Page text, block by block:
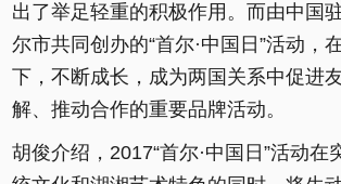
出了举足轻重的积极作用。而由中国
尔市共同创办的“首尔·中国日”活动，
下，不断成长，成为两国关系中促进
解、推动合作的重要品牌活动。
胡俊介绍，2017“首尔·中国日”活动在